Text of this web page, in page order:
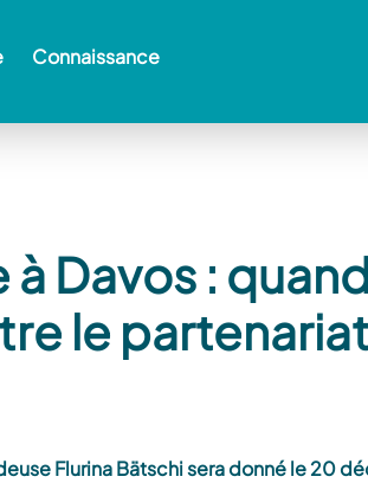
Connaissance
Davos :
le
Flurina Bätschi sera donné le 20